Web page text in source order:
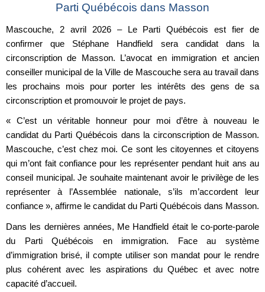
Parti Québécois dans Masson
Mascouche, 2 avril 2026 –Le Parti Québécois est fier de
confirmer que Stéphane Handfield sera candidat dans la
circonscription de Masson. L’avocat en immigration et ancien
conseiller municipal de la Ville de Mascouche sera au travail dans
les prochains mois pour porter les intérêts des gens de sa
circonscription et promouvoir le projet de pays.
« C’est un véritable honneur pour moi d’être à nouveau le
candidat du Parti Québécois dans la circonscription de Masson.
Mascouche, c’est chez moi. Ce sont les citoyennes et citoyens
qui m’ont fait confiance pour les représenter pendant huit ans au
conseil municipal. Je souhaite maintenant avoir le privilège de les
représenter à l’Assemblée nationale, s’ils m’accordent leur
confiance », affirme le candidat du Parti Québécois dans Masson.
Dans les dernières années, Me Handfield était le co-porte-parole
du Parti Québécois en immigration. Face au système
d’immigration brisé, il compte utiliser son mandat pour le rendre
plus cohérent avec les aspirations du Québec et avec notre
capacité d’accueil.